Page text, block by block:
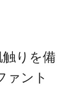
りを備
ァント